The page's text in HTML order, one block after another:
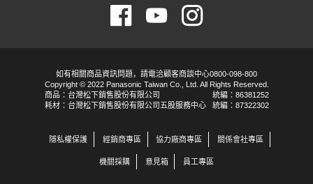
如有相關商品資訊問題，請電洽顧客商談中心0800-098-800
Copyright © 2022 Panasonic Taiwan Co., Ltd. All Rights Reserved.
商品：台灣松下銷售股份有限公司
耗材：台灣松下銷售股份有限公司五股服務中心
統編：86381252
統編：87322302
隱私權保護 經銷商專區 協力廠商專區 關係會社專區
機關採購 意見箱 員工專區